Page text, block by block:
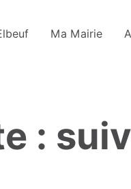
Ma Mairie
: